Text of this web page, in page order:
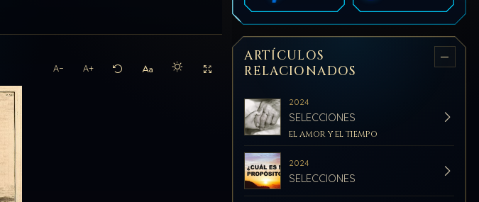
A− A+
Activar modo claro de lectura
Sin distracciones
ARTÍCULOS
RELACIONADOS
2024
SELECCIONES
EL AMOR Y EL TIEMPO
2024
SELECCIONES